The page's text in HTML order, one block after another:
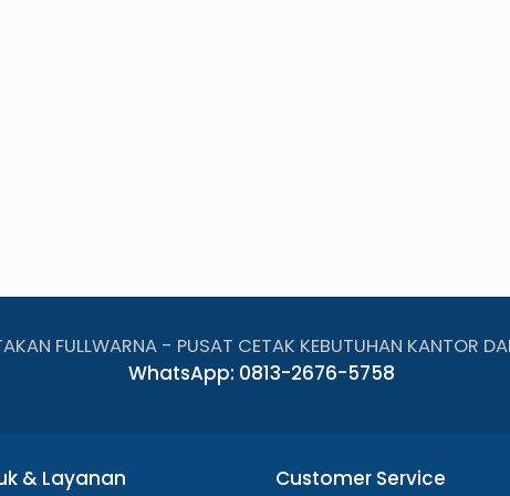
FULLWARNA - PUSAT CETAK KEBUTUHAN KANTOR
WhatsApp: 0813-2676-5758
& Layanan Customer Service